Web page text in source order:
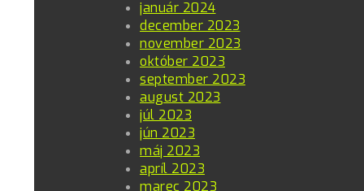
január 2024
december 2023
november 2023
október 2023
september 2023
august 2023
júl 2023
jún 2023
máj 2023
apríl 2023
marec 2023